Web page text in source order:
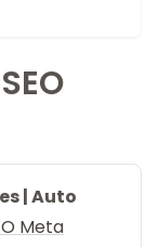
| Auto
Meta